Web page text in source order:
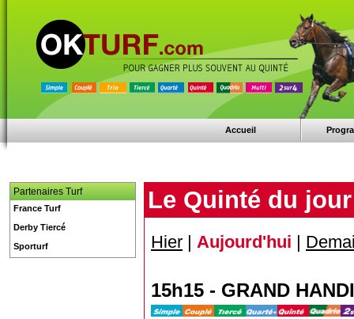
Accueil
Le Quinté du jour
Hier | Aujourd'hui |
15h15 - GRAND
Partenaires Turf
France Turf
Derby Tiercé
Sporturf